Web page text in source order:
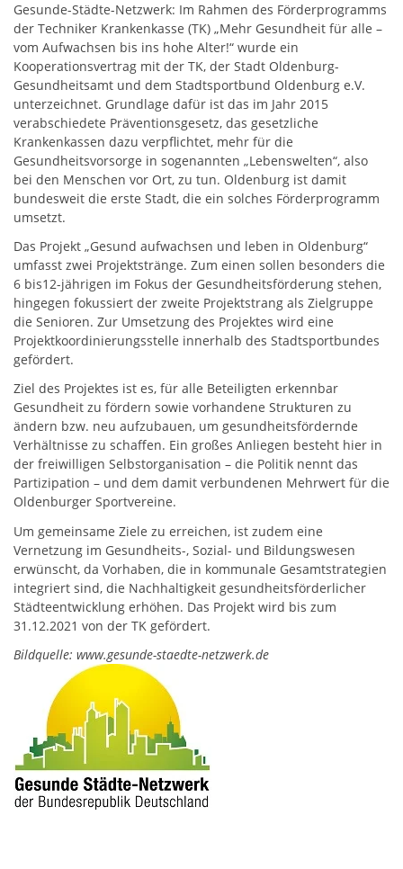
Gesunde-Städte-Netzwerk: Im Rahmen des Förderprogramms
der Techniker Krankenkasse (TK) „Mehr Gesundheit für alle –
vom Aufwachsen bis ins hohe Alter!“ wurde ein
Kooperationsvertrag mit der TK, der Stadt Oldenburg-
Gesundheitsamt und dem Stadtsportbund Oldenburg e.V.
unterzeichnet. Grundlage dafür ist das im Jahr 2015
verabschiedete Präventionsgesetz, das gesetzliche
Krankenkassen dazu verpflichtet, mehr für die
Gesundheitsvorsorge in sogenannten „Lebenswelten“, also
bei den Menschen vor Ort, zu tun. Oldenburg ist damit
bundesweit die erste Stadt, die ein solches Förderprogramm
umsetzt.
Das Projekt „Gesund aufwachsen und leben in Oldenburg“
umfasst zwei Projektstränge. Zum einen sollen besonders die
6 bis12-jährigen im Fokus der Gesundheitsförderung stehen,
hingegen fokussiert der zweite Projektstrang als Zielgruppe
die Senioren. Zur Umsetzung des Projektes wird eine
Projektkoordinierungsstelle innerhalb des Stadtsportbundes
gefördert.
Ziel des Projektes ist es, für alle Beteiligten erkennbar
Gesundheit zu fördern sowie vorhandene Strukturen zu
ändern bzw. neu aufzubauen, um gesundheitsfördernde
Verhältnisse zu schaffen. Ein großes Anliegen besteht hier in
der freiwilligen Selbstorganisation – die Politik nennt das
Partizipation – und dem damit verbundenen Mehrwert für die
Oldenburger Sportvereine.
Um gemeinsame Ziele zu erreichen, ist zudem eine
Vernetzung im Gesundheits-, Sozial- und Bildungswesen
erwünscht, da Vorhaben, die in kommunale Gesamtstrategien
integriert sind, die Nachhaltigkeit gesundheitsförderlicher
Städteentwicklung erhöhen. Das Projekt wird bis zum
31.12.2021 von der TK gefördert.
Bildquelle: www.gesunde-staedte-netzwerk.de